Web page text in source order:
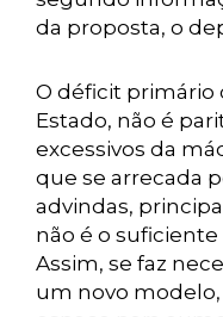
da proposta, o
O déficit primário
Estado, não é
excessivos da
que se arrecada
advindas,
não é o
Assim, se faz
um novo